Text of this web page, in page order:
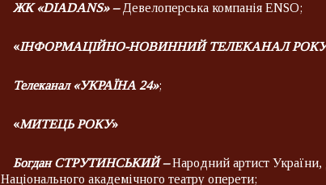
ЖК «DIADANS» –Девелоперська компанія ENSO;
«ІНФОРМАЦІЙНО-НОВИННИЙ ТЕЛЕКАНАЛ
Телеканал «УКРАЇНА 24»;
«МИТЕЦЬ РОКУ»
Богдан СТРУТИНСЬКИЙ –Народний артист України,
Національного академічного театру оперети;